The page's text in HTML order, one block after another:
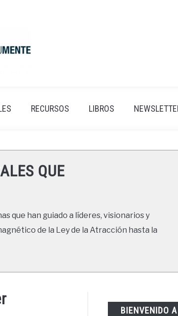
RECURSOS LIBROS
QUE
que han guiado a líderes, visionarios y
de la Ley de la Atracción hasta la
BIENVENIDO